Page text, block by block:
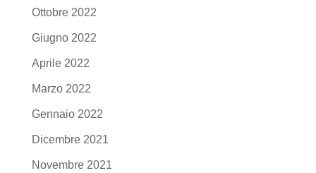
Ottobre 2022
Giugno 2022
Aprile 2022
Marzo 2022
Gennaio 2022
Dicembre 2021
Novembre 2021